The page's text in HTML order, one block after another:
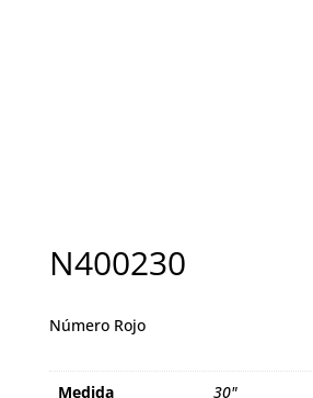
N400230
Número Rojo
Medida
30"